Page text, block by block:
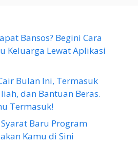
Bansos? Begini Cara
Keluarga Lewat Aplikasi
Bulan Ini, Termasuk
dan Bantuan Beras.
Termasuk!
Baru Program
Kamu di Sini